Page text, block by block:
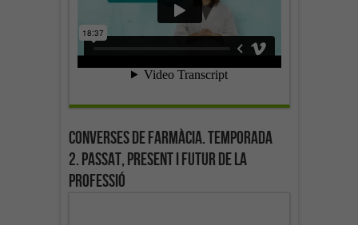
Converses de farmàcia. Temporada
2. Passat, present i futur de la
professió